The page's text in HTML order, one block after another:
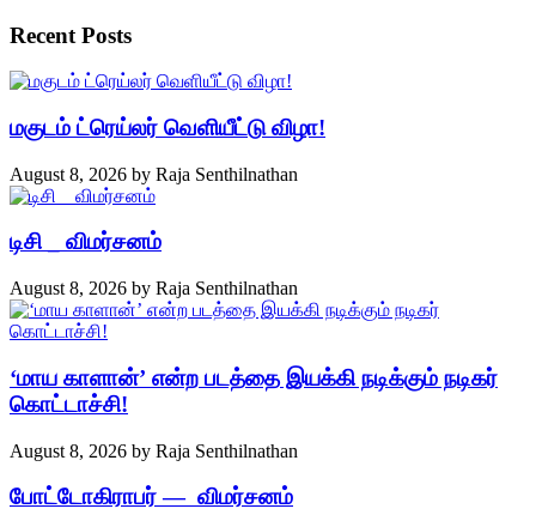
Recent Posts
மகுடம் ட்ரெய்லர் வெளியீட்டு விழா!
August 8, 2026 by Raja Senthilnathan
டிசி _ விமர்சனம்
August 8, 2026 by Raja Senthilnathan
‘மாய காளான்’ என்ற படத்தை இயக்கி நடிக்கும் நடிகர்
கொட்டாச்சி!
August 8, 2026 by Raja Senthilnathan
போட்டோகிராபர் — விமர்சனம்